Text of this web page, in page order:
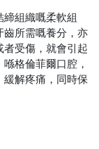
組織嘅柔軟組
齒所需嘅養分，亦
者受傷，就會引起
格倫菲爾口腔，
緩解疼痛，同時保